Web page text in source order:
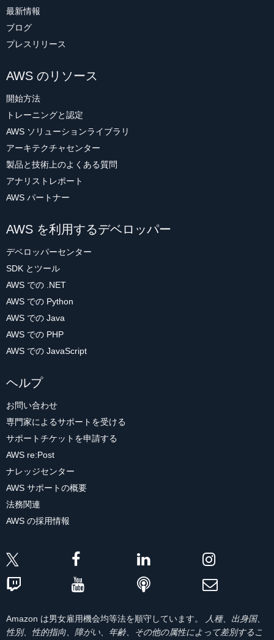
最新情報
ブログ
プレスリリース
AWS のリソース
開始方法
トレーニングと認定
AWS ソリューションライブラリ
アーキテクチャセンター
製品と技術上のよくある質問
アナリストレポート
AWS パートナー
AWS を利用するデベロッパー
デベロッパーセンター
SDK とツール
AWS での .NET
AWS での Python
AWS での Java
AWS での PHP
AWS での JavaScript
ヘルプ
お問い合わせ
専門家によるサポートを受ける
サポートチケットを申請する
AWS re:Post
ナレッジセンター
AWS サポートの概要
法務関連
AWS の採用情報
Amazon は男女雇用機会均等法を順守しています。
人種、出身国、
性別、性的指向、障がい、年齢、その他の属性によって差別するこ